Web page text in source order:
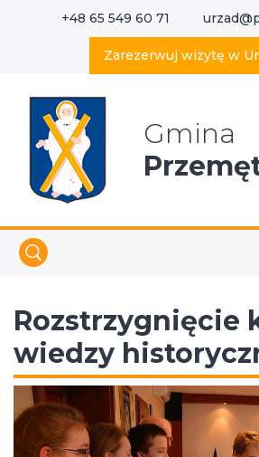
+48 65 549 60 71
Zarezerwuj wizytę w
Gmina
Rozstrzygnięcie
wiedzy
Wyszukaj w serwisie